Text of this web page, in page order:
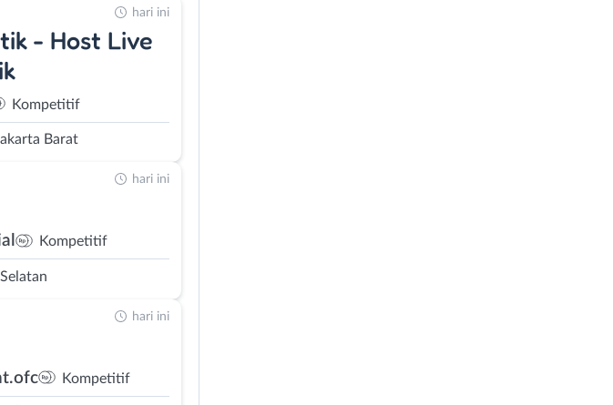
- Host Live
Kompetitif
Barat
hari ini
Kompetitif
hari ini
Kompetitif
hari ini